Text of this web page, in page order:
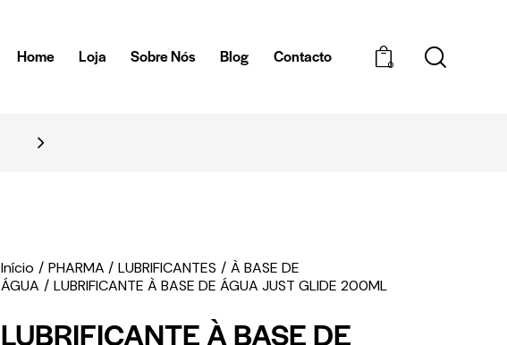
Home Loja Sobre Nós Blog Contacto 0
Início PHARMA LUBRIFICANTES
À BASE DE
ÁGUA
LUBRIFICANTE À BASE DE ÁGUA JUST GLIDE 200ML
LUBRIFICANTE À BASE DE